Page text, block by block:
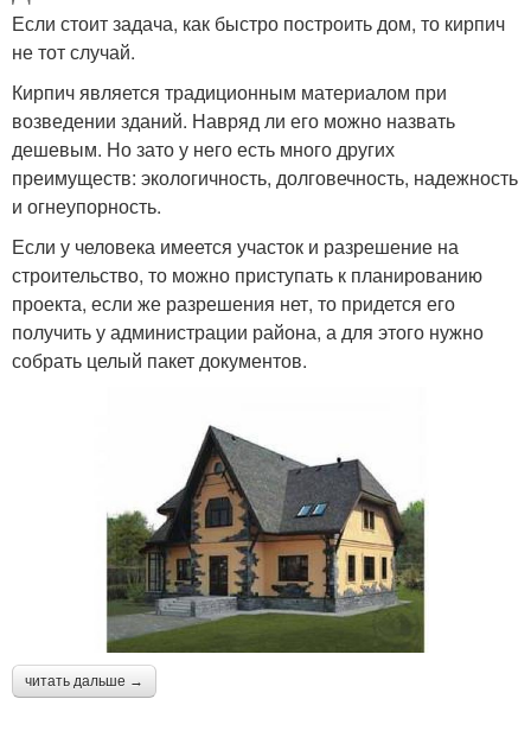
Если стоит задача, как быстро построить дом, то кирпич
не тот случай.
Кирпич является традиционным материалом при
возведении зданий. Навряд ли его можно назвать
дешевым. Но зато у него есть много других
преимуществ: экологичность, долговечность, надежность
и огнеупорность.
Если у человека имеется участок и разрешение на
строительство, то можно приступать к планированию
проекта, если же разрешения нет, то придется его
получить у администрации района, а для этого нужно
собрать целый пакет документов.
читать дальше →